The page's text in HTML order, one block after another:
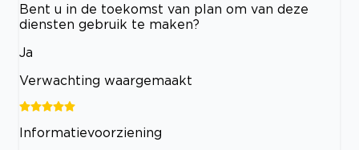
Bent u in de toekomst van plan om van deze
diensten gebruik te maken?
Ja
Verwachting waargemaakt
Informatievoorziening